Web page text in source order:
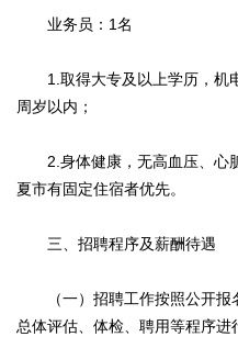
业务员：1名
1.取得大专及以上学历，机
周岁以内；
2.身体健康，无高血压、心
夏市有固定住宿者优先。
三、招聘程序及薪酬待遇
（一）招聘工作按照公开报
总体评估、体检、聘用等程序进